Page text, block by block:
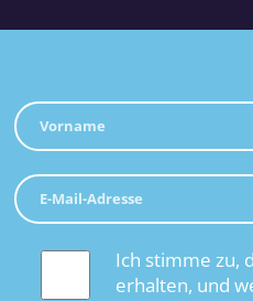
Ich stimme zu,
erhalten, und